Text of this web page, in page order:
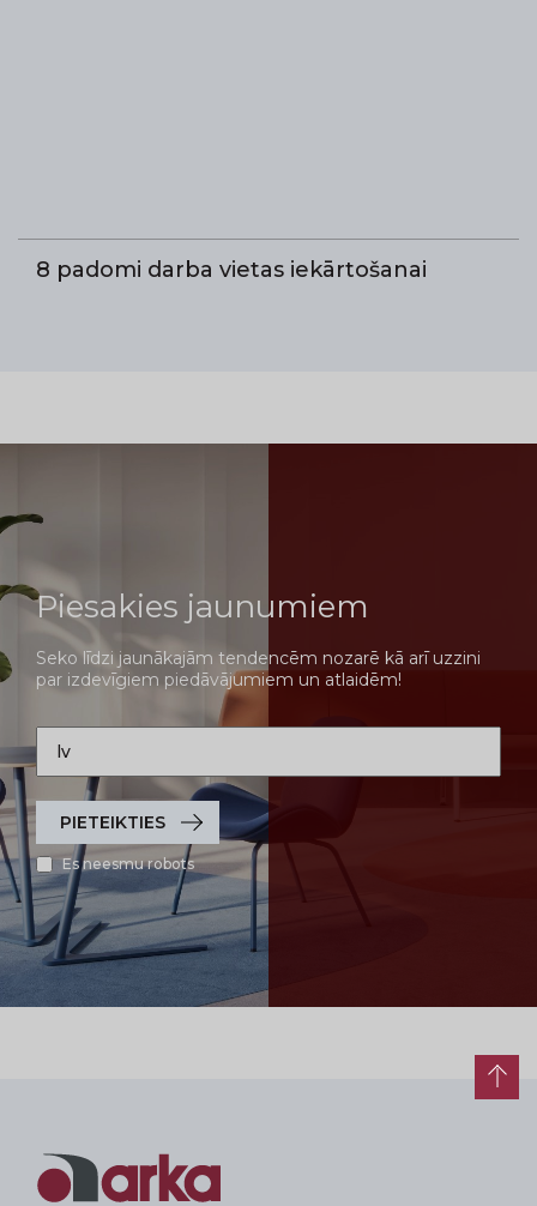
8 padomi darba vietas iekārtošanai
Piesakies jaunumiem
Seko līdzi jaunākajām tendencēm nozarē kā arī uzzini
par izdevīgiem piedāvājumiem un atlaidēm!
PIETEIKTIES
Es neesmu robots